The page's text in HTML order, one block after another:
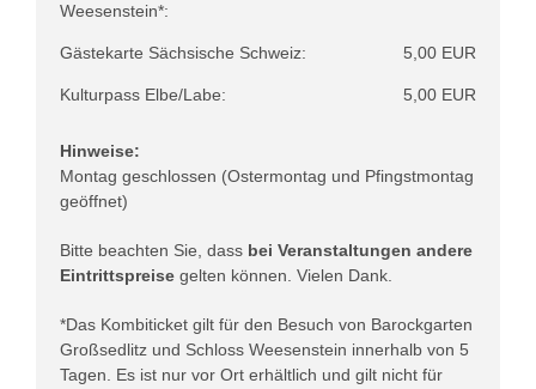
Weesenstein*:
Gästekarte Sächsische Schweiz: 5,00 EUR
Kulturpass Elbe/Labe: 5,00 EUR
Hinweise:
Montag geschlossen (Ostermontag und Pfingstmontag
geöffnet)
Bitte beachten Sie, dass bei Veranstaltungen andere
Eintrittspreise gelten können. Vielen Dank.
*Das Kombiticket gilt für den Besuch von Barockgarten
Großsedlitz und Schloss Weesenstein innerhalb von 5
Tagen. Es ist nur vor Ort erhältlich und gilt nicht für